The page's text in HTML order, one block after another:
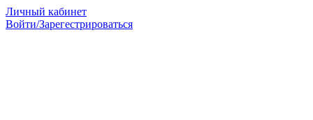
Личный кабинет
Войти/Зарегестрироваться